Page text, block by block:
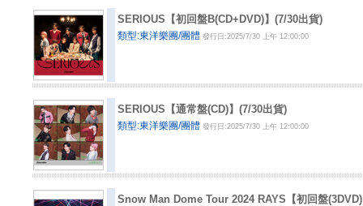
SERIOUS【初回盤B(CD+DVD)】(7/30出貨)
類型:東洋樂團/團體發行日:2025/7/30 上午 12:00:00
SERIOUS【通常盤(CD)】(7/30出貨)
類型:東洋樂團/團體發行日:2025/7/30 上午 12:00:00
Snow Man Dome Tour 2024 RAYS【初回盤